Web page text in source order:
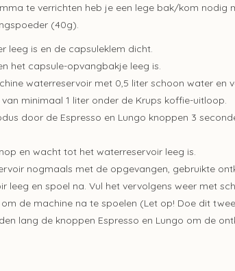
te verrichten heb je een lege bak/kom nodig
(40g).
leeg is en de capsuleklem dicht.
het capsule-opvangbakje leeg is.
waterreservoir met 0,5 liter schoon water en
minimaal 1 liter onder de Krups koffie-uitloop.
door de Espresso en Lungo knoppen 3
en wacht tot het waterreservoir leeg is.
nogmaals met de opgevangen, gebruikte
leeg en spoel na. Vul het vervolgens weer met
de machine na te spoelen (Let op! Doe dit
lang de knoppen Espresso en Lungo om de